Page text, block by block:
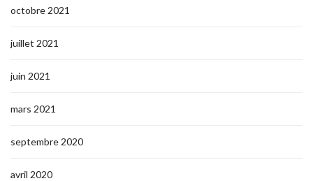
octobre 2021
juillet 2021
juin 2021
mars 2021
septembre 2020
avril 2020